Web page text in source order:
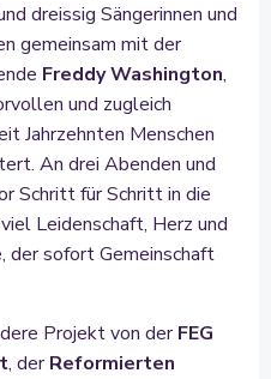
dreissig Sängerinnen und
gemeinsam mit der
Freddy Washington,
und zugleich
Jahrzehnten Menschen
An drei Abenden und
Schritt für Schritt in die
Leidenschaft, Herz und
der sofort Gemeinschaft
Projekt von derFEG
, derReformierten